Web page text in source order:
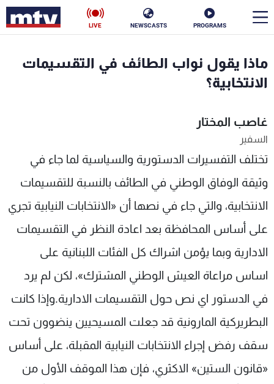
PROGRAMS
NEWSCASTS
LIVE
ماذا يقول نواب الطائف في التقسيمات
الانتخابية؟
غاصب المختار
السفير
تختلف التفسيرات الدستورية والسياسية لما جاء في
وثيقة الوفاق الوطني في الطائف بالنسبة للتقسيمات
الانتخابية، والتي جاء في نصها أن «الانتخابات النيابية تجري
على أساس المحافظة بعد اعادة النظر في التقسيمات
الادارية وبما يؤمن اشراك كل الفئات اللبنانية على
اساس مراعاة العيش الوطني المشترك»، لكن لم يرد
في الدستور اي نص حول التقسيمات الادارية.وإذا كانت
البطريركية المارونية قد جعلت المسيحيين ينضوون تحت
سقف رفض إجراء الانتخابات النيابية المقبلة، على أساس
«قانون الستين» الاكثري، فإن هذا الموقف الأول من
الأخبار
إقتصاد
رياضة
البرامج
جدول البرامج
الترددات
عن MTV
لاعلاناتكم
وظائف
شروط الإسـتخدام